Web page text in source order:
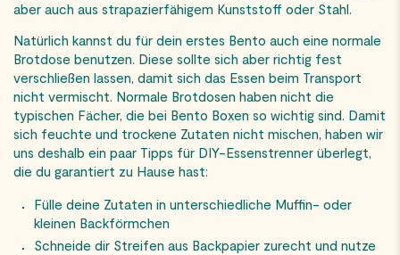
aber auch aus strapazierfähigem Kunststoff oder Stahl.
Natürlich kannst du für dein erstes Bento auch eine normale
Brotdose benutzen. Diese sollte sich aber richtig fest
verschließen lassen, damit sich das Essen beim Transport
nicht vermischt. Normale Brotdosen haben nicht die
typischen Fächer, die bei Bento Boxen so wichtig sind. Damit
sich feuchte und trockene Zutaten nicht mischen, haben wir
uns deshalb ein paar Tipps für DIY-Essenstrenner überlegt,
die du garantiert zu Hause hast:
Fülle deine Zutaten in unterschiedliche Muffin- oder
kleinen Backförmchen
Schneide dir Streifen aus Backpapier zurecht und nutze